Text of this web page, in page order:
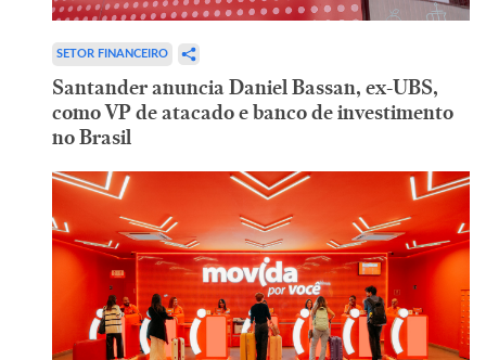
SETOR FINANCEIRO
Santander anuncia Daniel Bassan, ex-UBS,
como VP de atacado e banco de investimento
no Brasil